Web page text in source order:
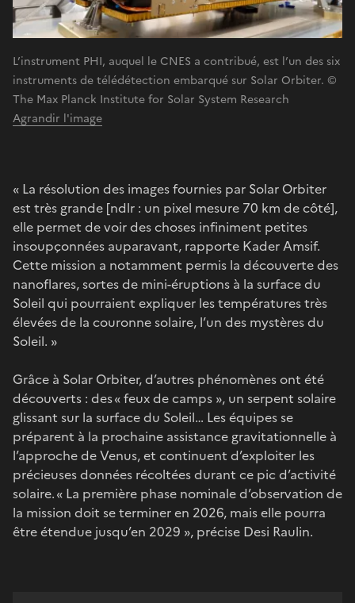
L’instrument PHI, auquel le CNES a contribué, est l’un des six
instruments de télédétection embarqué sur Solar Orbiter. ©
The Max Planck Institute for Solar System Research
Agrandir l'image
« La résolution des images fournies par Solar Orbiter
est très grande [ndlr : un pixel mesure 70 km de côté],
elle permet de voir des choses infiniment petites
insoupçonnées auparavant, rapporte Kader Amsif.
Cette mission a notamment permis la découverte des
nanoflares, sortes de mini-éruptions à la surface du
Soleil qui pourraient expliquer les températures très
élevées de la couronne solaire, l’un des mystères du
Soleil. »
Grâce à Solar Orbiter, d’autres phénomènes ont été
découverts : des « feux de camps », un serpent solaire
glissant sur la surface du Soleil… Les équipes se
préparent à la prochaine assistance gravitationnelle à
l’approche de Venus, et continuent d’exploiter les
précieuses données récoltées durant ce pic d’activité
solaire. « La première phase nominale d’observation de
la mission doit se terminer en 2026, mais elle pourra
être étendue jusqu’en 2029 », précise Desi Raulin.